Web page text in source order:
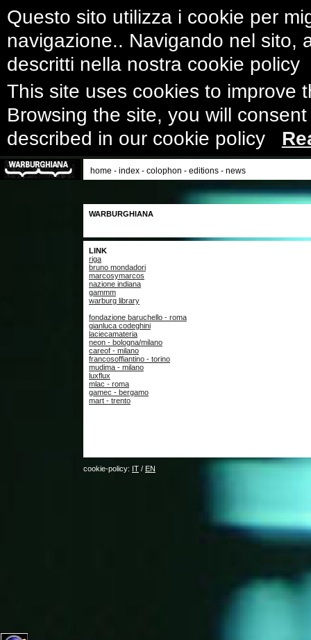
Questo sito utilizza i cookie per
navigazione.. Navigando nel sito,
descritti nella nostra cookie
This site uses cookies to improve
Browsing the site, you will
described in our cookie policy
home - index - colophon - editions - news
WARBURGHIANA
LINK
riga
bruno mondadori
marcosymarcos
nazione indiana
gammm
warburg library
fondazione baruchello - roma
gianluca codeghini
laciecamateria
neon - bologna/milano
careof - milano
francosoffiantino - torino
mudima - milano
luxflux
mlac - roma
gamec - bergamo
mart - trento
cookie-policy: IT / EN